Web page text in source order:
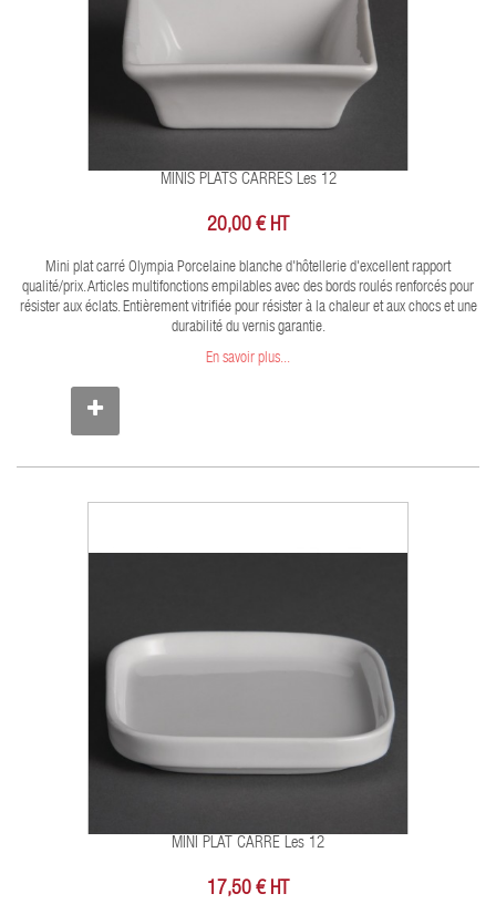
MINIS PLATS CARRES Les 12
20,00 € HT
Mini plat carré Olympia Porcelaine blanche d'hôtellerie d'excellent rapport
qualité/prix. Articles multifonctions empilables avec des bords roulés renforcés pour
résister aux éclats. Entièrement vitrifiée pour résister à la chaleur et aux chocs et une
durabilité du vernis garantie.
En savoir plus...
MINI PLAT CARRE Les 12
17,50 € HT